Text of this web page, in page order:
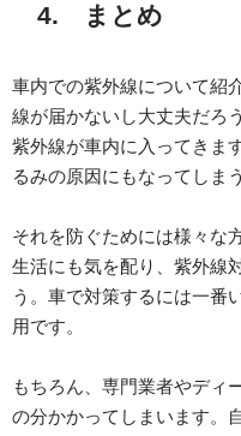
4. まとめ
車内での紫外線について紹
線が届かないし大丈夫だろ
紫外線が車内に入ってきま
るみの原因にもなってしま
それを防ぐためには様々な
生活にも気を配り、紫外線
う。車で対策するには一番
用です。
もちろん、専門業者やディ
の分かかってしまいます。